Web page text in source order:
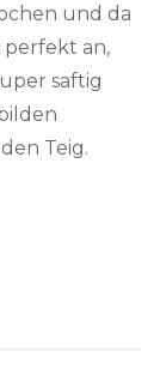
und da
perfekt an,
saftig
Teig.